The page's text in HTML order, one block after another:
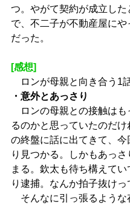
つ。やがて契約が成立した
で、不二子が不動産屋にや
だった。
[感想]
ロンが母親と向き合う1話
・意外とあっさり
ロンの母親との接触はも
るのかと思っていたのだけ
の終盤に話に出てきて、今
り見つかる。しかもあっ
まる。欽太も待ち構えてい
り逮捕。なんか拍子抜けっ
そんなに引っ張るような